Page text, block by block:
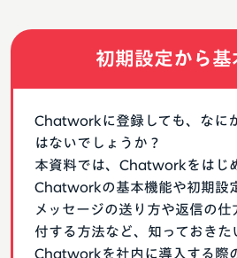
初期設定から
Chatworkに登録しても、なに
はないでしょうか？
本資料では、Chatworkをはじ
Chatworkの基本機能や初期設
メッセージの送り方や返信の
付する方法など、知っておき
Chatworkを社内に導入する際